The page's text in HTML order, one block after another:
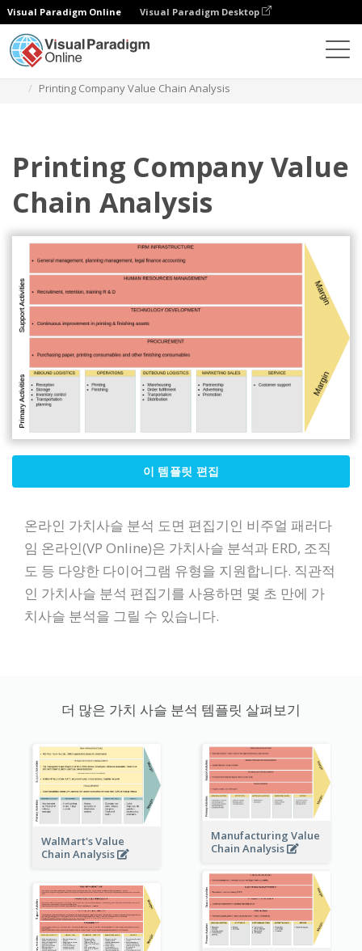
Visual Paradigm Online Visual Paradigm Desktop
Printing Company Value Chain Analysis
Printing Company Value
Chain Analysis
이 템플릿 편집
온라인 가치사슬 분석 도면 편집기인 비주얼 패러다
임 온라인(VP Online)은 가치사슬 분석과 ERD, 조직
도 등 다양한 다이어그램 유형을 지원합니다. 직관적
인 가치사슬 분석 편집기를 사용하면 몇 초 만에 가
치사슬 분석을 그릴 수 있습니다.
더 많은 가치 사슬 분석 템플릿 살펴보기
WalMart's Value
Chain Analysis
Manufacturing Value
Chain Analysis